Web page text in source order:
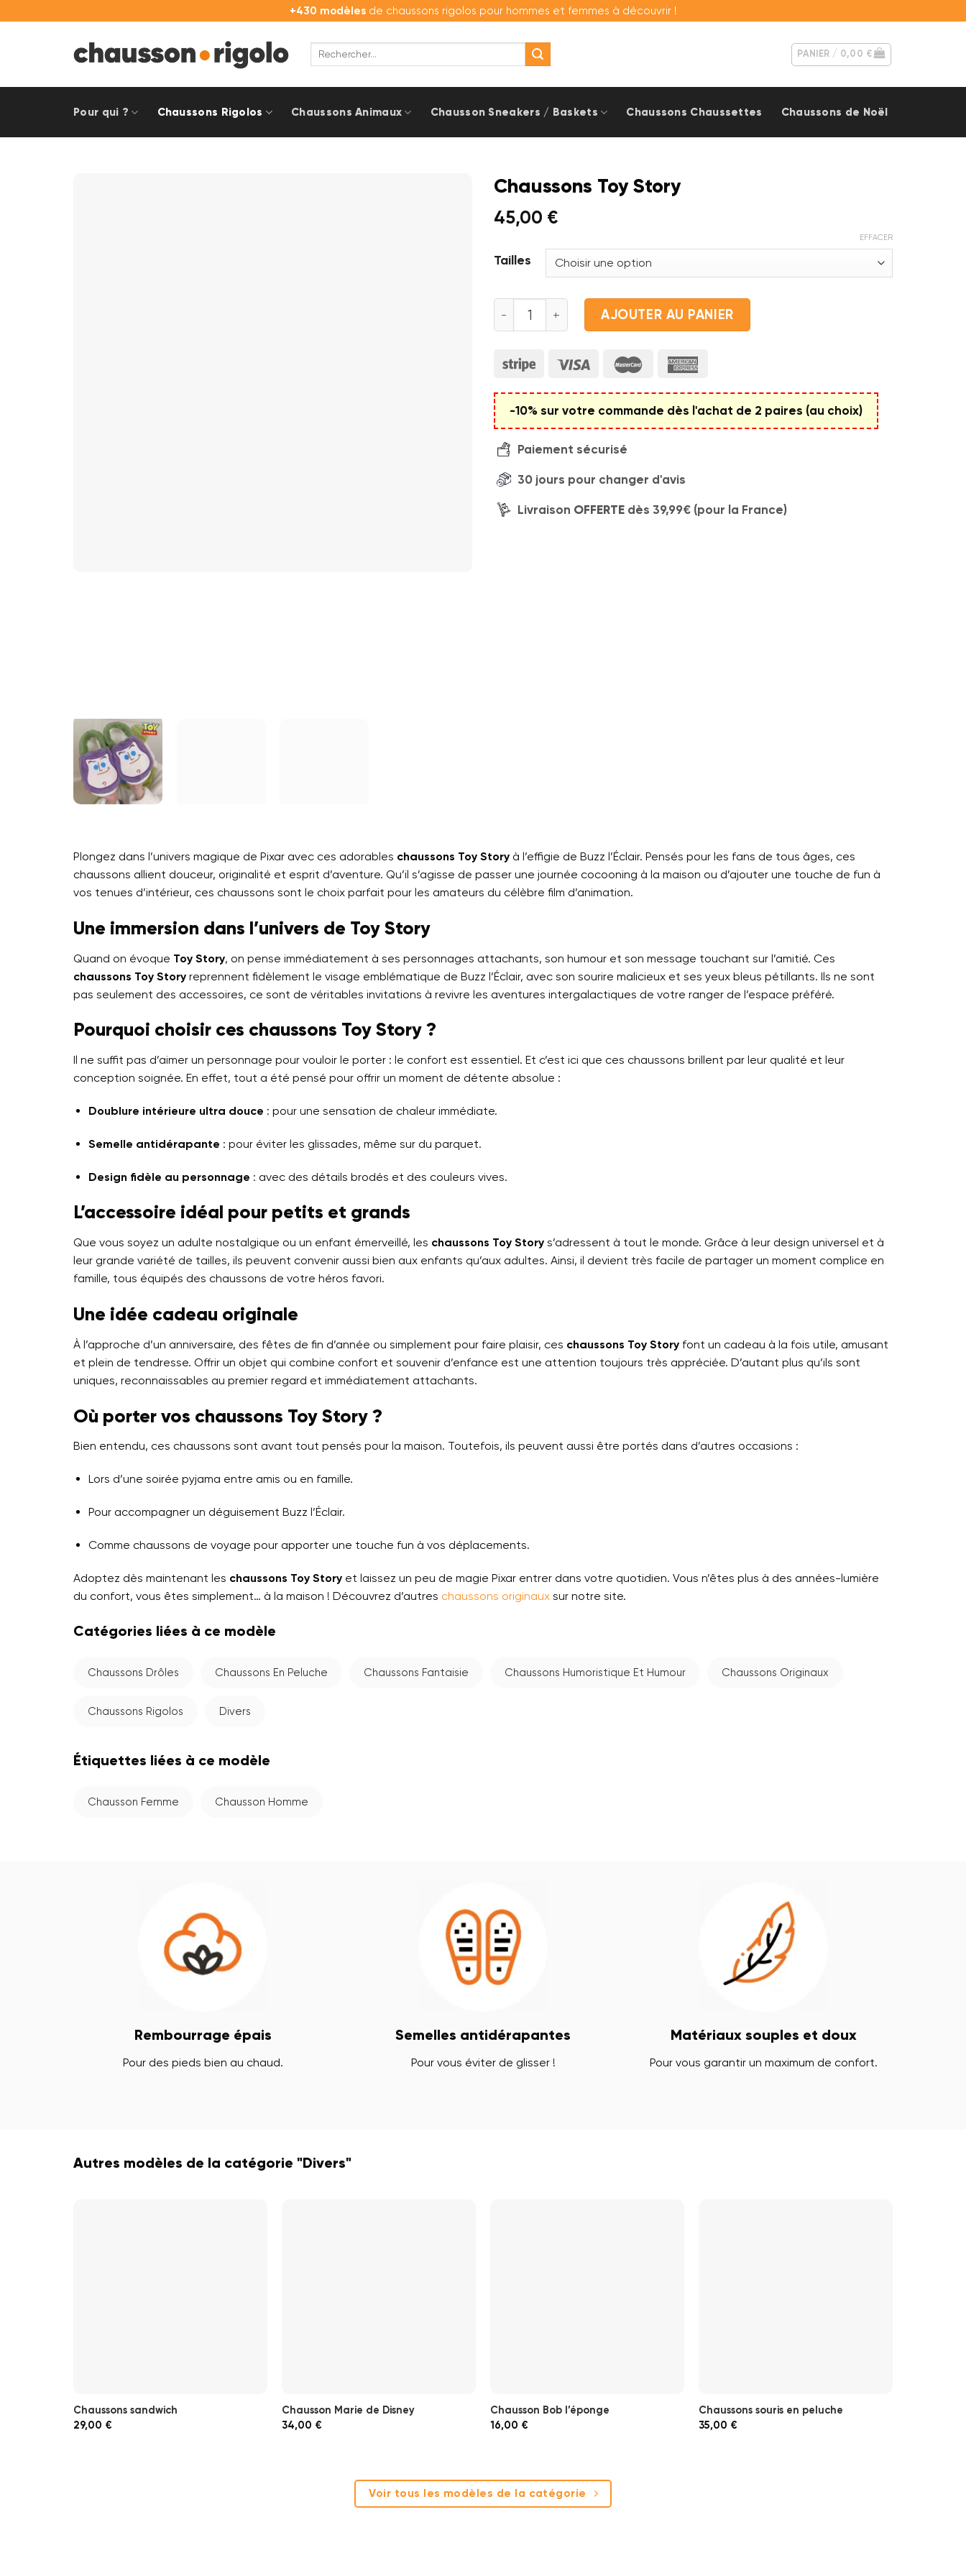
au
+430 modèlesde chaussons rigolos pour hommes et femmes à découvrir !
Recherche
PANIER / 0,00 €
Pour qui ? Chaussons Rigolos Chaussons Animaux Chausson Sneakers / Baskets Chaussons Chaussettes Chaussons de Noël
Chaussons Toy Story
45,00 €
Tailles
EFFACER
quantité de Chaussons Toy Story
AJOUTER AU PANIER
-10% sur votre commande dès l'achat de 2 paires (au choix)
Paiement sécurisé
30 jours pour changer d'avis
Livraison OFFERTE dès 39,99€ (pour la France)
Plongez dans l’univers magique de Pixar avec ces adorables chaussons Toy Story à l’effigie de Buzz l’Éclair. Pensés pour les fans de tous âges, ces
chaussons allient douceur, originalité et esprit d’aventure. Qu’il s’agisse de passer une journée cocooning à la maison ou d’ajouter une touche de fun à
vos tenues d’intérieur, ces chaussons sont le choix parfait pour les amateurs du célèbre film d’animation.
Une immersion dans l’univers de Toy Story
Quand on évoque Toy Story, on pense immédiatement à ses personnages attachants, son humour et son message touchant sur l’amitié. Ces
chaussons Toy Story reprennent fidèlement le visage emblématique de Buzz l’Éclair, avec son sourire malicieux et ses yeux bleus pétillants. Ils ne sont
pas seulement des accessoires, ce sont de véritables invitations à revivre les aventures intergalactiques de votre ranger de l’espace préféré.
Pourquoi choisir ces chaussons Toy Story ?
Il ne suffit pas d’aimer un personnage pour vouloir le porter : le confort est essentiel. Et c’est ici que ces chaussons brillent par leur qualité et leur
conception soignée. En effet, tout a été pensé pour offrir un moment de détente absolue :
Doublure intérieure ultra douce : pour une sensation de chaleur immédiate.
Semelle antidérapante : pour éviter les glissades, même sur du parquet.
Design fidèle au personnage : avec des détails brodés et des couleurs vives.
L’accessoire idéal pour petits et grands
Que vous soyez un adulte nostalgique ou un enfant émerveillé, les chaussons Toy Story s’adressent à tout le monde. Grâce à leur design universel et à
leur grande variété de tailles, ils peuvent convenir aussi bien aux enfants qu’aux adultes. Ainsi, il devient très facile de partager un moment complice en
famille, tous équipés des chaussons de votre héros favori.
Une idée cadeau originale
À l’approche d’un anniversaire, des fêtes de fin d’année ou simplement pour faire plaisir, ces chaussons Toy Story font un cadeau à la fois utile, amusant
et plein de tendresse. Offrir un objet qui combine confort et souvenir d’enfance est une attention toujours très appréciée. D’autant plus qu’ils sont
uniques, reconnaissables au premier regard et immédiatement attachants.
Où porter vos chaussons Toy Story ?
Bien entendu, ces chaussons sont avant tout pensés pour la maison. Toutefois, ils peuvent aussi être portés dans d’autres occasions :
Lors d’une soirée pyjama entre amis ou en famille.
Pour accompagner un déguisement Buzz l’Éclair.
Comme chaussons de voyage pour apporter une touche fun à vos déplacements.
Adoptez dès maintenant les chaussons Toy Story et laissez un peu de magie Pixar entrer dans votre quotidien. Vous n’êtes plus à des années-lumière
du confort, vous êtes simplement… à la maison ! Découvrez d’autres chaussons originaux sur notre site.
Catégories liées à ce modèle
Chaussons Drôles Chaussons En Peluche Chaussons Fantaisie Chaussons Humoristique Et Humour Chaussons Originaux
Chaussons Rigolos Divers
Étiquettes liées à ce modèle
Chausson Femme Chausson Homme
Rembourrage épais
Pour des pieds bien au chaud.
Semelles antidérapantes
Pour vous éviter de glisser !
Matériaux souples et doux
Pour vous garantir un maximum de confort.
Autres modèles de la catégorie "Divers"
Chaussons sandwich
29,00 €
Chausson Marie de Disney
34,00 €
Chausson Bob l’éponge
16,00 €
Chaussons souris en peluche
35,00 €
Voir tous les modèles de la catégorie